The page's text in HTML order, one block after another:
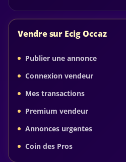
Vendre sur Ecig Occaz
Publier une annonce
Connexion vendeur
Mes transactions
Premium vendeur
Annonces urgentes
Coin des Pros